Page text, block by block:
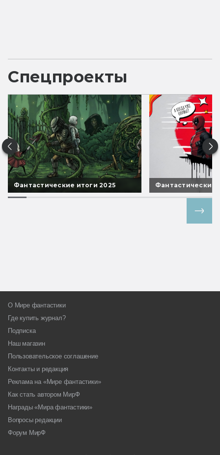
Спецпроекты
Фантастические итоги 2025 Фантастические
О Мире фантастики
Где купить журнал?
Подписка
Наш магазин
Пользовательское соглашение
Контакты и редакция
Реклама на «Мире фантастики»
Как стать автором МирФ
Награды «Мира фантастики»
Вопросы редакции
Форум МирФ